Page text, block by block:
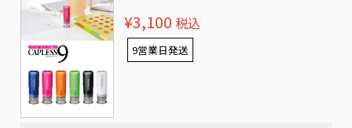
¥3,100 税込
9営業日発送